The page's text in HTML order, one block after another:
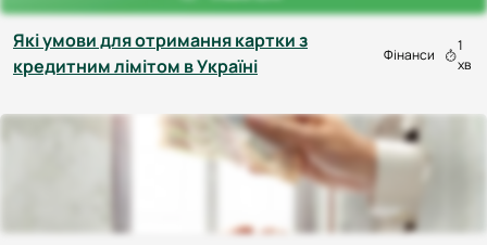
Які умови для отримання картки з
кредитним лімітом в Україні
Фінанси
1
хв